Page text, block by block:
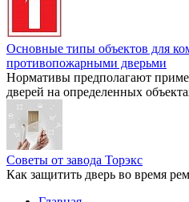
Основные типы объектов для
противопожарными дверьми
Нормативы предполагают
дверей на определенных
Советы от завода Торэкс
Как защитить дверь во время